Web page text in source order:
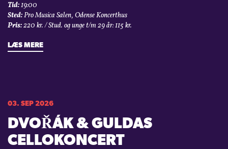
Tid:19:00
Sted:Pro Musica Salen, Odense Koncerthus
Pris:220 kr. / Stud. og unge t/m 29 år: 115 kr.
LÆS MERE
03. SEP 2026
DVOŘÁK & GULDAS
CELLOKONCERT